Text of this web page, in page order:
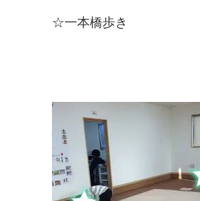
☆一本橋歩き